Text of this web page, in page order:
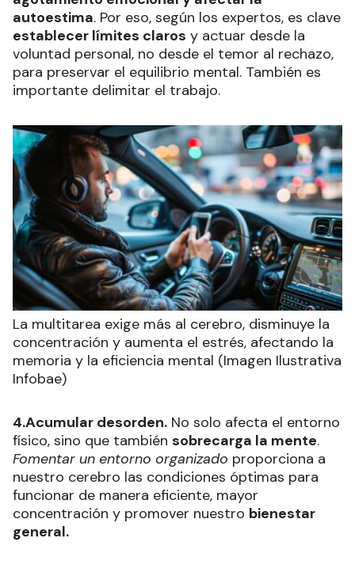
autoestima. Por eso, según los expertos, es clave
establecer límites claros y actuar desde la
voluntad personal, no desde el temor al rechazo,
para preservar el equilibrio mental. También es
importante delimitar el trabajo.
La multitarea exige más al cerebro, disminuye la
concentración y aumenta el estrés, afectando la
memoria y la eficiencia mental (Imagen Ilustrativa
Infobae)
4.Acumular desorden. No solo afecta el entorno
físico, sino que también sobrecarga la mente.
Fomentar un entorno organizado proporciona a
nuestro cerebro las condiciones óptimas para
funcionar de manera eficiente, mayor
concentración y promover nuestro bienestar
general.